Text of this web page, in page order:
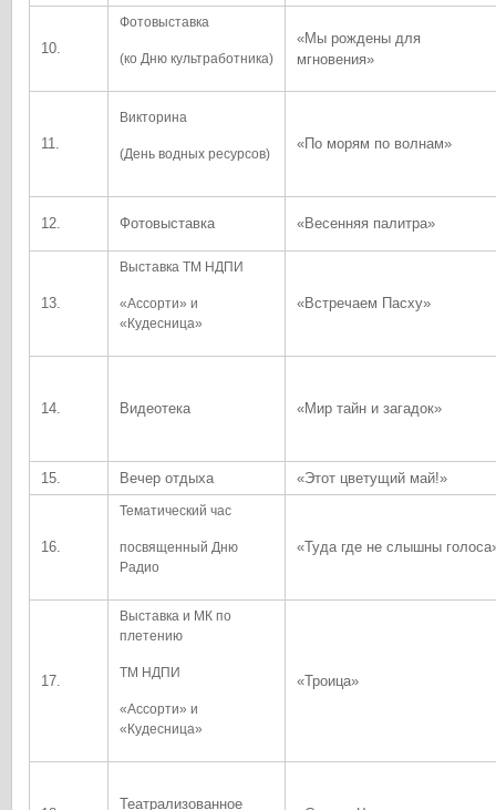
10.
Фотовыставка
(ко Дню культработника)
«Мы рождены для
мгновения»
11.
Викторина
(День водных ресурсов)
«По морям по волнам»
12. Фотовыставка «Весенняя палитра»
13.
Выставка ТМ НДПИ
«Ассорти» и
«Кудесница»
«Встречаем Пасху»
14. Видеотека «Мир тайн и загадок»
15. Вечер отдыха «Этот цветущий май!»
16.
Тематический час
посвященный Дню
Радио
«Туда где не слышны
17.
Выставка и МК по
плетению
ТМ НДПИ
«Ассорти» и
«Кудесница»
«Троица»
Театрализованное